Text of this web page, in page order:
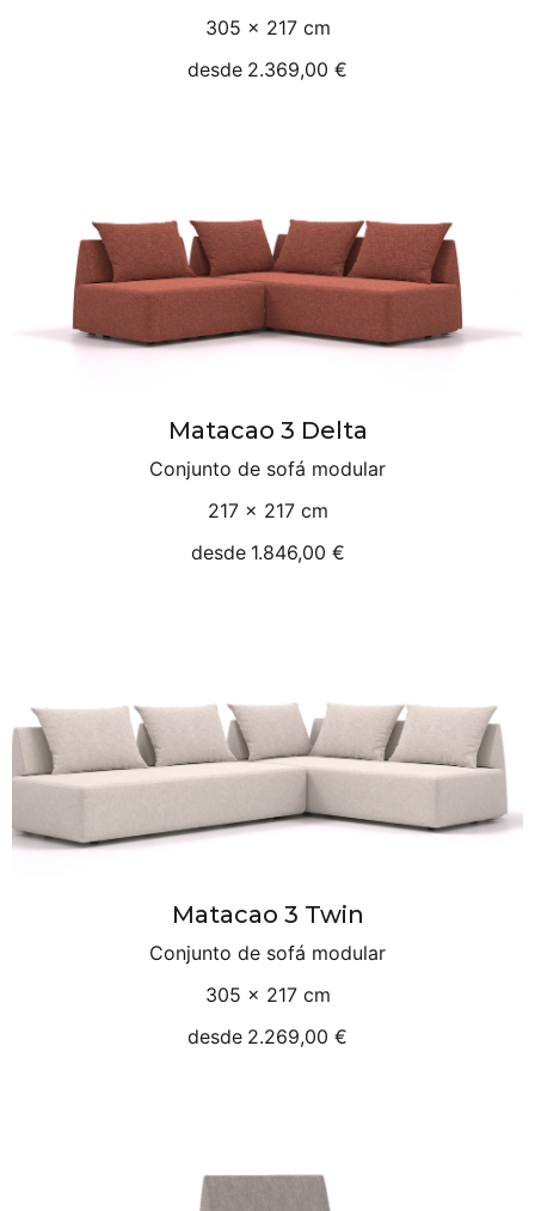
305 × 217 cm
desde 2.369,00 €
Matacao 3 Delta
Conjunto de sofá modular
217 × 217 cm
desde 1.846,00 €
Matacao 3 Twin
Conjunto de sofá modular
305 × 217 cm
desde 2.269,00 €